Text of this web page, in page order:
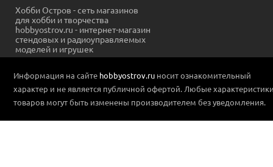
Хобби Остров - сеть магазинов
для хобби и творчества
hobbyostrov.ru - интернет-магазин
стендовых и радиоуправляемых
моделей и игрушек
Информация на сайте hobbyostrov.ru носит ознакомительный
характер и не является публичной офертой. Любые
товаров могут быть изменены производителем без уведомления.